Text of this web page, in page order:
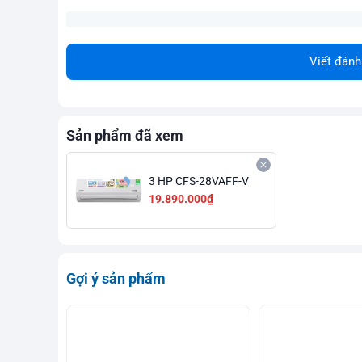
Viết
Sản phẩm đã xem
3 HP CFS-28VAFF-V
19.890.000₫
Gợi ý sản phẩm